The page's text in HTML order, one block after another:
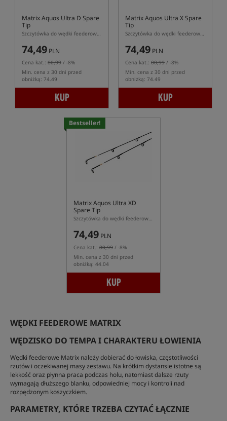
Matrix Aquos Ultra D Spare
Tip
Szczytówka do wędki feederowej Matrix Aquos Ultra D
74,49 PLN
Cena kat.: 80,99 / -8%
Min. cena z 30 dni przed
obniżką: 74.49
KUP
Matrix Aquos Ultra X Spare
Tip
Szczytówka do wędki feederowej Matrix Aquos Ultra X
74,49 PLN
Cena kat.: 80,99 / -8%
Min. cena z 30 dni przed
obniżką: 74.49
KUP
Bestseller!
Matrix Aquos Ultra XD
Spare Tip
Szczytówka do wędki feederowej Matrix Aquos Ultra XD
74,49 PLN
Cena kat.: 80,99 / -8%
Min. cena z 30 dni przed
obniżką: 44.04
KUP
WĘDKI FEEDEROWE MATRIX
WĘDZISKO DO TEMPA I CHARAKTERU ŁOWIENIA
Wędki feederowe Matrix należy dobierać do łowiska, częstotliwości
rzutów i oczekiwanej masy zestawu. Na krótkim dystansie istotne są
lekkość oraz płynna praca podczas holu, natomiast dalsze rzuty
wymagają dłuższego blanku, odpowiedniej mocy i kontroli nad
rozpędzonym koszyczkiem.
PARAMETRY, KTÓRE TRZEBA CZYTAĆ ŁĄCZNIE